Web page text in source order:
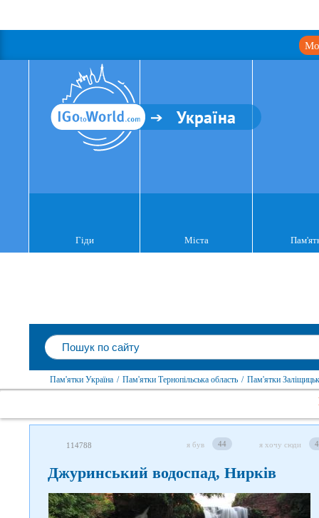
Україна
Гіди Міста
Пам'ятки Україна / Пам'ятки Тернопільська область / Пам'ятки
114788 я був 44 я хочу сюди
Джуринський водоспад, Нирків